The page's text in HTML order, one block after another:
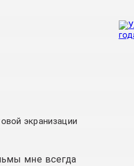
экранизации
мне всегда